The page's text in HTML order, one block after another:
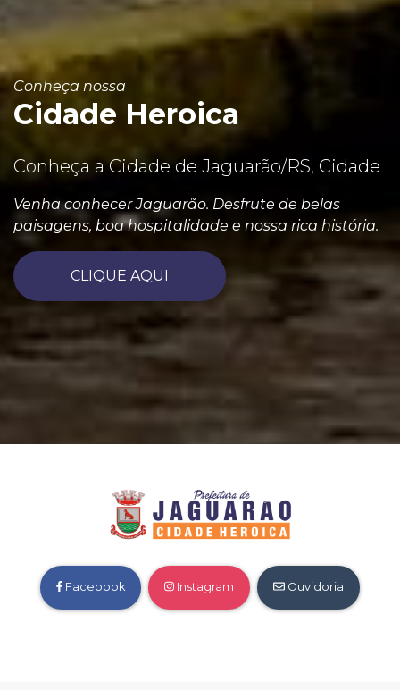
Conheça nossa
Cidade Heroica
Conheça a Cidade de Jaguarão/RS, Cidade
Venha conhecer Jaguarão. Desfrute de belas
paisagens, boa hospitalidade e nossa rica história.
CLIQUE AQUI
Facebook Instagram Ouvidoria